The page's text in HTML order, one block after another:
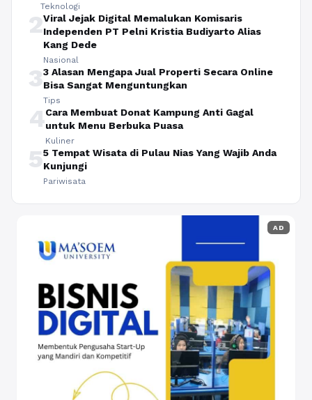
Teknologi
2Viral Jejak Digital Memalukan Komisaris
Independen PT Pelni Kristia Budiyarto Alias
Kang Dede
Nasional
33 Alasan Mengapa Jual Properti Secara Online
Bisa Sangat Menguntungkan
Tips
4Cara Membuat Donat Kampung Anti Gagal
untuk Menu Berbuka Puasa
Kuliner
55 Tempat Wisata di Pulau Nias Yang Wajib Anda
Kunjungi
Pariwisata
AD